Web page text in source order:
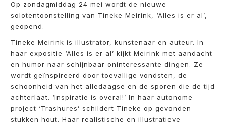
Op zondagmiddag 24 mei wordt de nieuwe
solotentoonstelling van Tineke Meirink, ‘Alles is er al’,
geopend.
Tineke Meirink is illustrator, kunstenaar en auteur. In
haar expositie ‘Alles is er al’ kijkt Meirink met aandacht
en humor naar schijnbaar oninteressante dingen. Ze
wordt geïnspireerd door toevallige vondsten, de
schoonheid van het alledaagse en de sporen die de tijd
achterlaat. ‘Inspiratie is overal!’ In haar autonome
project ‘Trashures’ schildert Tineke op gevonden
stukken hout. Haar realistische en illustratieve